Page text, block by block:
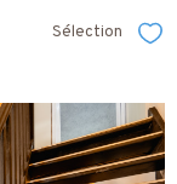
Sélection